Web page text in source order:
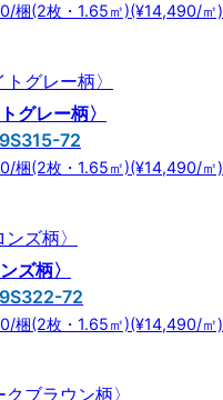
梱(2枚・1.65㎡)(¥14,490/㎡)
グレー柄〉
72
梱(2枚・1.65㎡)(¥14,490/㎡)
ズ柄〉
72
梱(2枚・1.65㎡)(¥14,490/㎡)